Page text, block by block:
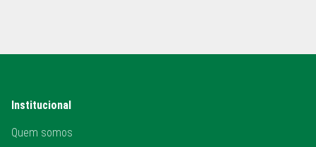
Institucional
Quem somos